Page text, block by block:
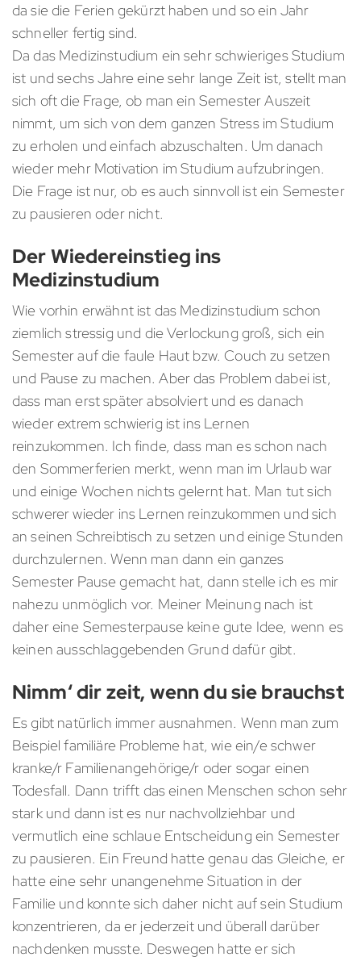
da sie die Ferien gekürzt haben und so ein Jahr
schneller fertig sind.
Da das Medizinstudium ein sehr schwieriges Studium
ist und sechs Jahre eine sehr lange Zeit ist, stellt man
sich oft die Frage, ob man ein Semester Auszeit
nimmt, um sich von dem ganzen Stress im Studium
zu erholen und einfach abzuschalten. Um danach
wieder mehr Motivation im Studium aufzubringen.
Die Frage ist nur, ob es auch sinnvoll ist ein Semester
zu pausieren oder nicht.
Der Wiedereinstieg ins
Medizinstudium
Wie vorhin erwähnt ist das Medizinstudium schon
ziemlich stressig und die Verlockung groß, sich ein
Semester auf die faule Haut bzw. Couch zu setzen
und Pause zu machen. Aber das Problem dabei ist,
dass man erst später absolviert und es danach
wieder extrem schwierig ist ins Lernen
reinzukommen. Ich finde, dass man es schon nach
den Sommerferien merkt, wenn man im Urlaub war
und einige Wochen nichts gelernt hat. Man tut sich
schwerer wieder ins Lernen reinzukommen und sich
an seinen Schreibtisch zu setzen und einige Stunden
durchzulernen. Wenn man dann ein ganzes
Semester Pause gemacht hat, dann stelle ich es mir
nahezu unmöglich vor. Meiner Meinung nach ist
daher eine Semesterpause keine gute Idee, wenn es
keinen ausschlaggebenden Grund dafür gibt.
Nimm‘ dir zeit, wenn du sie brauchst
Es gibt natürlich immer ausnahmen. Wenn man zum
Beispiel familiäre Probleme hat, wie ein/e schwer
kranke/r Familienangehörige/r oder sogar einen
Todesfall. Dann trifft das einen Menschen schon sehr
stark und dann ist es nur nachvollziehbar und
vermutlich eine schlaue Entscheidung ein Semester
zu pausieren. Ein Freund hatte genau das Gleiche, er
hatte eine sehr unangenehme Situation in der
Familie und konnte sich daher nicht auf sein Studium
konzentrieren, da er jederzeit und überall darüber
nachdenken musste. Deswegen hatte er sich